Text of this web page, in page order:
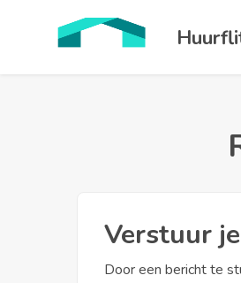
Verstuur
Door een bericht te